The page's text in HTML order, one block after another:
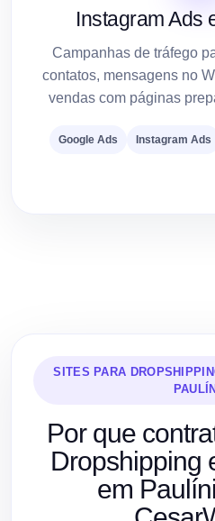
Instagram Ads
Campanhas de tráfego
contatos, mensagens no
vendas com páginas
Google Ads Instagram Ads
SITES PARA
Por que
Dropshipping
em